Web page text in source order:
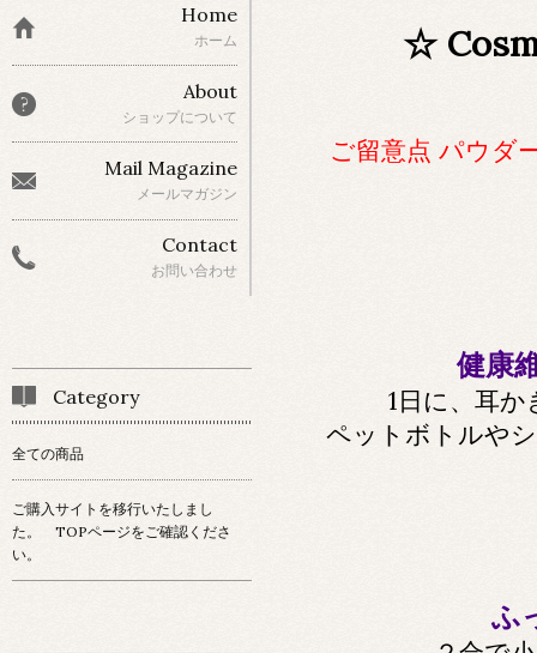
☆
ご留意点 パウダ
健康
1日に、耳か
ペットボトルや
ふ
Home
ホーム
About
ショップについて
Mail Magazine
メールマガジン
Contact
お問い合わせ
Category
全ての商品
ご購入サイトを移行いたしまし
た。 TOPページをご確認くださ
い。